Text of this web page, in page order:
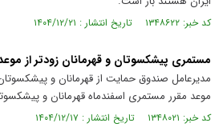
کد خبر: ۱۳۴۸۶۲۲ تاریخ انتشار : ۱۴۰۴/۱۲/۲۱
مستمری پیشکسوتان و قهرمانان زودتر از
مدیرعامل صندوق حمایت از قهرمانان و
موعد مقرر مستمری اسفندماه قهرمانان و
کد خبر: ۱۳۴۸۰۲۱ تاریخ انتشار : ۱۴۰۴/۱۲/۱۷